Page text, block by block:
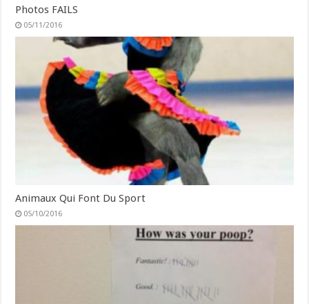
Photos FAILS
05/11/2016
Animaux Qui Font Du Sport
05/10/2016